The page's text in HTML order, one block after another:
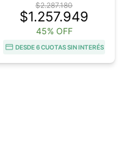
$2.287.180
$1.257.949
45% OFF
DESDE 6 CUOTAS SIN INTERÉS